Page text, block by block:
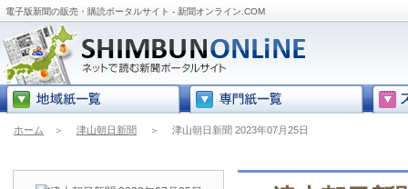
電子版新聞の販売・購読ポータルサイト - 新聞オンライン.COM
ホーム ＞ 津山朝日新聞 ＞ 津山朝日新聞 2023年07月25日